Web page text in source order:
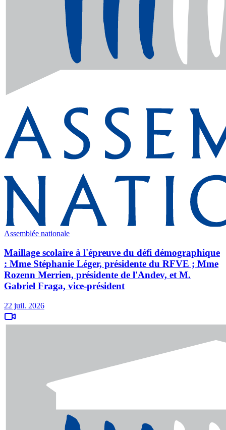
Assemblée nationale
Maillage scolaire à l'épreuve du défi démographique
: Mme Stéphanie Léger, présidente du RFVE ; Mme
Rozenn Merrien, présidente de l'Andev, et M.
Gabriel Fraga, vice-président
22 juil. 2026